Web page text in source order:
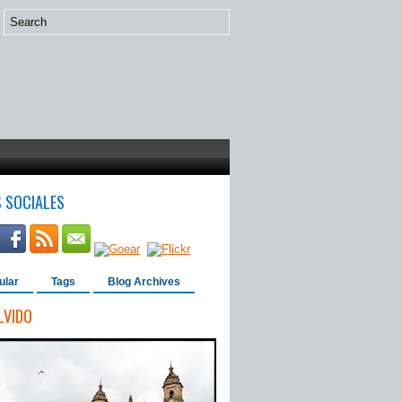
SOCIALES
Tags Blog Archives